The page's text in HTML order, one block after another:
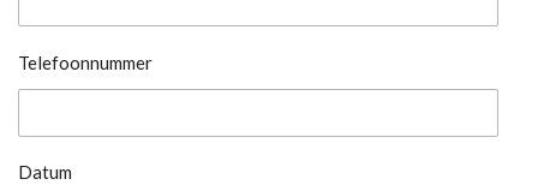
Telefoonnummer
Datum